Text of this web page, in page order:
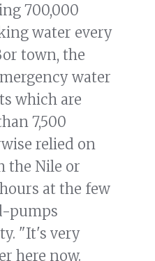
700,000
water every
town, the
water
which are
7,500
relied on
the Nile or
at the few
pumps
"It's very
here now.